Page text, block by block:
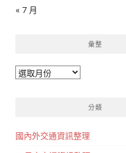
« 7 月
彙整
彙
分類
國內外交通資訊整理